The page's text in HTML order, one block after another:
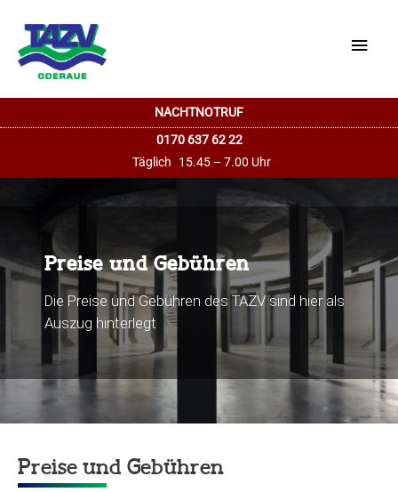
NACHTNOTRUF
0170 637 62 22
Täglich
15.45 – 7.00 Uhr
Preise und Gebühren
Die Preise und Gebühren des TAZV sind hier als
Auszug hinterlegt
Preise und Gebühren